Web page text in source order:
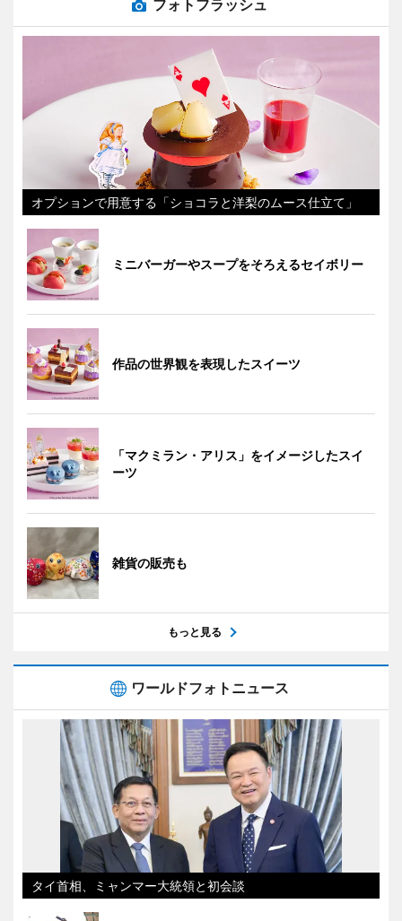
フォトフラッシュ
オプションで用意する「ショコラと洋梨のムース仕立て」
ミニバーガーやスープをそろえるセイボリー
作品の世界観を表現したスイーツ
「マクミラン・アリス」をイメージしたスイ
ーツ
雑貨の販売も
もっと見る
ワールドフォトニュース
タイ首相、ミャンマー大統領と初会談